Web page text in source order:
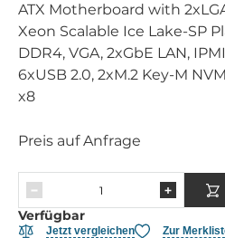
ATX Motherboard with
Xeon Scalable Ice Lake-SP
DDR4, VGA, 2xGbE LAN,
6xUSB 2.0, 2xM.2 Key-M
x8
Preis auf Anfrage
Verfügbar
Jetzt vergleichen Zur